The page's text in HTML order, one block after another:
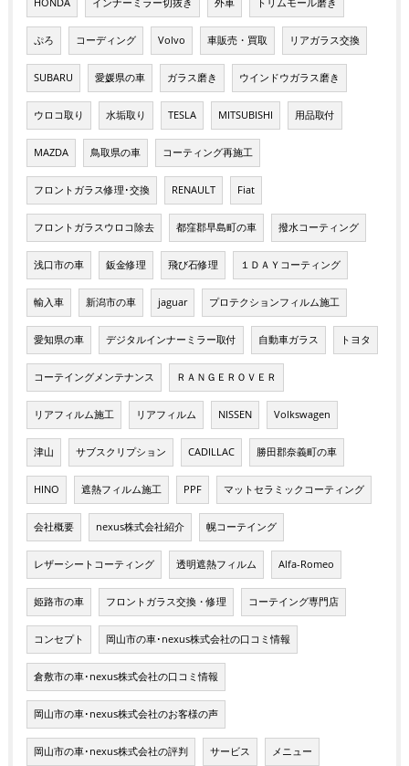
HONDA インナーミラー切抜き 外車 トリムモール磨き
ぷろ コーディング Volvo 車販売・買取 リアガラス交換
SUBARU 愛媛県の車 ガラス磨き ウインドウガラス磨き
ウロコ取り 水垢取り TESLA MITSUBISHI 用品取付
MAZDA 鳥取県の車 コーティング再施工
フロントガラス修理･交換 RENAULT Fiat
フロントガラスウロコ除去 都窪郡早島町の車 撥水コーティング
浅口市の車 鈑金修理 飛び石修理 １ＤＡＹコーティング
輸入車 新潟市の車 jaguar プロテクションフィルム施工
愛知県の車 デジタルインナーミラー取付 自動車ガラス トヨタ
コーテイングメンテナンス ＲＡＮＧＥＲＯＶＥＲ
リアフィルム施工 リアフィルム NISSEN Volkswagen
津山 サブスクリプション CADILLAC 勝田郡奈義町の車
HINO 遮熱フィルム施工 PPF マットセラミックコーティング
会社概要 nexus株式会社紹介 幌コーテイング
レザーシートコーティング 透明遮熱フィルム Alfa-Romeo
姫路市の車 フロントガラス交換・修理 コーテイング専門店
コンセプト 岡山市の車･nexus株式会社の口コミ情報
倉敷市の車･nexus株式会社の口コミ情報
岡山市の車･nexus株式会社のお客様の声
岡山市の車･nexus株式会社の評判 サービス メニュー